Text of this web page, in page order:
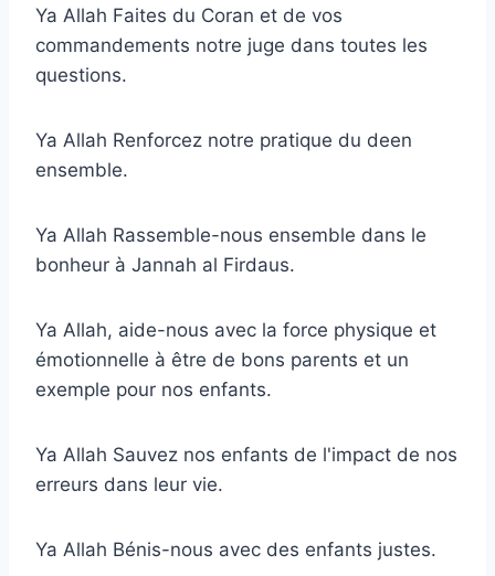
Ya Allah Faites du Coran et de vos
commandements notre juge dans toutes les
questions.
Ya Allah Renforcez notre pratique du deen
ensemble.
Ya Allah Rassemble-nous ensemble dans le
bonheur à Jannah al Firdaus.
Ya Allah, aide-nous avec la force physique et
émotionnelle à être de bons parents et un
exemple pour nos enfants.
Ya Allah Sauvez nos enfants de l'impact de nos
erreurs dans leur vie.
Ya Allah Bénis-nous avec des enfants justes.